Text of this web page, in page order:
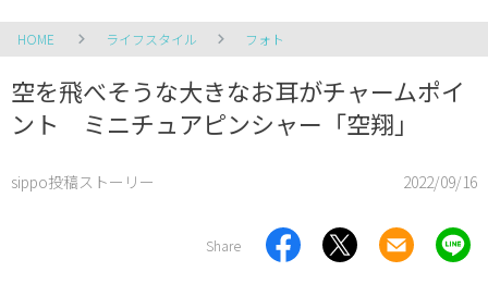
HOME ライフスタイル フォト
空を飛べそうな大きなお耳がチャームポイ
ント ミニチュアピンシャー「空翔」
sippo投稿ストーリー 2022/09/16
Share